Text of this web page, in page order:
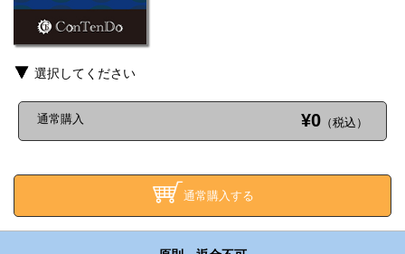
選択してください
通常購入 ¥0 （税込）
通常購入する